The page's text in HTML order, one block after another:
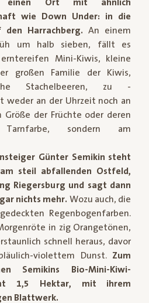
einen Ort mit ähnlich
wie Down Under: in die
den Harrachberg. An einem
um halb sieben, fällt es
Mini-Kiwis, kleine
großen Familie der Kiwis,
Stachelbeeren, zu -
weder an der Uhrzeit noch an
Größe der Früchte oder deren
Tarnfarbe, sondern am
Günter Semikin steht
steil abfallenden Ostfeld,
Riegersburg und sagt dann
nichts mehr. Wozu auch, die
Regenbogenfarben.
in zig Orangetönen,
schnell heraus, davor
violettem Dunst. Zum
Semikins Bio-Mini-Kiwi-
1,5 Hektar, mit ihrem
Blattwerk.